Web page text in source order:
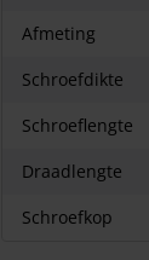
Afmeting
Schroefdikte
Schroeflengte
Draadlengte
Schroefkop